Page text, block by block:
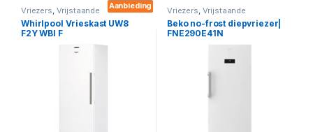
Aanbieding
Vriezers, Vrijstaande
vrieskasten , Diepvrieskast
Whirlpool Vrieskast UW8
F2Y WBI F
Vriezers, Vrijstaande
vrieskasten , Diepvrieskast
Beko no-frost diepvriezer|
FNE290E41N